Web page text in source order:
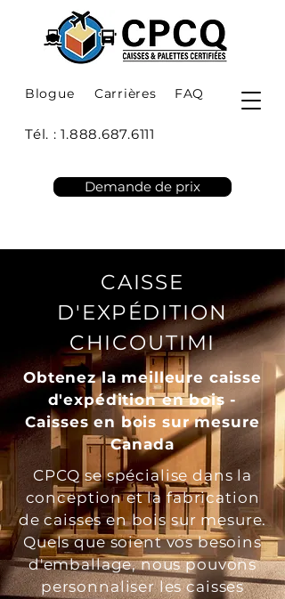
Blogue Carrières FAQ
Tél. :1.888.687.6111
Demande de prix
CAISSE
D'EXPÉDITION
CHICOUTIMI
Obtenez la meilleure caisse
d'expédition en bois -
Caisses en bois sur mesure
Canada
CPCQ se spécialise dans la
conception et la fabrication
de caisses en bois sur mesure.
Quels que soient vos besoins
d'emballage, nous pouvons
personnaliser les caisses